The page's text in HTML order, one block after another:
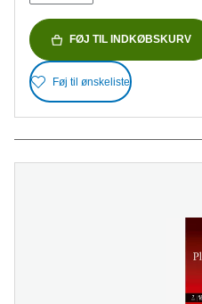
FØJ TIL INDKØBSKURV
Føj til ønskeliste